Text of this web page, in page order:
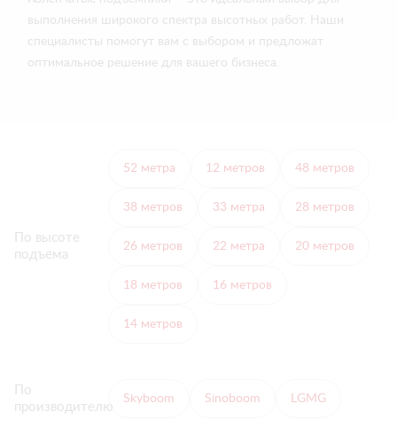
выполнения широкого спектра высотных работ. Наши
специалисты помогут вам с выбором и предложат
оптимальное решение для вашего бизнеса.
По высоте
подъема
52 метра 12 метров 48 метров
38 метров 33 метра 28 метров
26 метров 22 метра 20 метров
18 метров 16 метров
14 метров
По
производителю
Skyboom Sinoboom LGMG